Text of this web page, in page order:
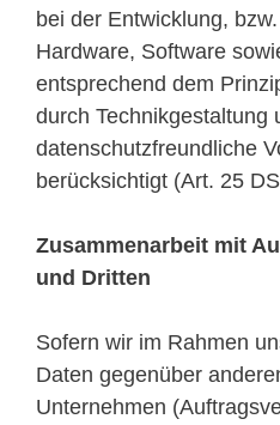
bei der Entwicklung,
Hardware, Software
entsprechend dem
durch Technikgestaltung
datenschutzfreundliche
berücksichtigt (Art. 25
Zusammenarbeit mit
und Dritten
Sofern wir im Rahmen
Daten gegenüber
Unternehmen